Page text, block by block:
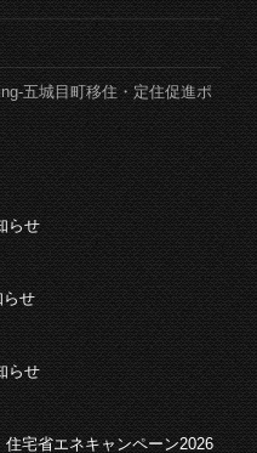
五城目町移住・定住促進ポ
らせ
らせ
らせ
宅省エネキャンペーン2026